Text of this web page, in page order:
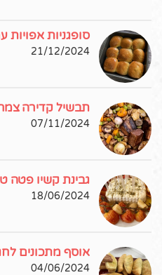
סופגניות
21/12/2024
תבשיל קדירה
07/11/2024
גבינת קשיו פטה
18/06/2024
אוסף מתכונים
04/06/2024